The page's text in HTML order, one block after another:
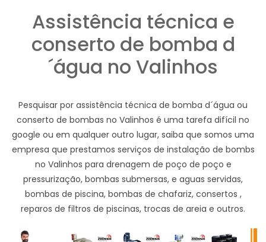
Assistência técnica e
conserto de bomba d
´água no Valinhos
Pesquisar por assistência técnica de bomba d´água ou
conserto de bombas no Valinhos é uma tarefa difícil no
google ou em qualquer outro lugar, saiba que somos uma
empresa que prestamos serviços de instalação de bombs
no Valinhos para drenagem de poço de poço e
pressurização, bombas submersas, e aguas servidas,
bombas de piscina, bombas de chafariz, consertos ,
reparos de filtros de piscinas, trocas de areia e outros.